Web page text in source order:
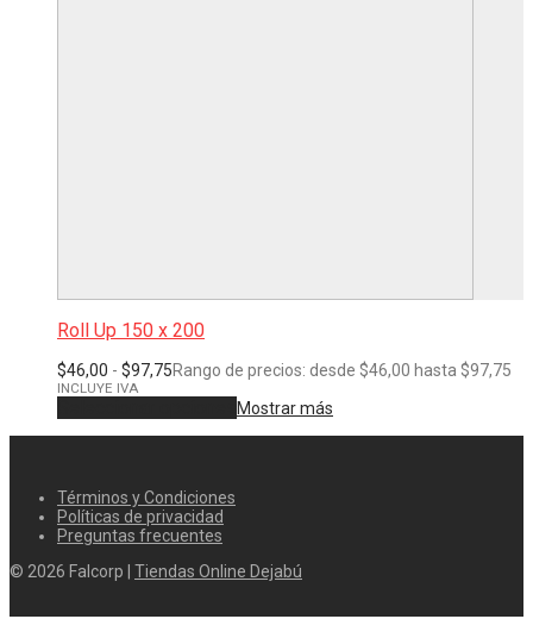
Roll Up 150 x 200
$46,00 - $97,75Rango de precios: desde $46,00 hasta $97,75
INCLUYE IVA
Mostrar más
Términos y Condiciones
Políticas de privacidad
Preguntas frecuentes
© 2026 Falcorp | Tiendas Online Dejabú